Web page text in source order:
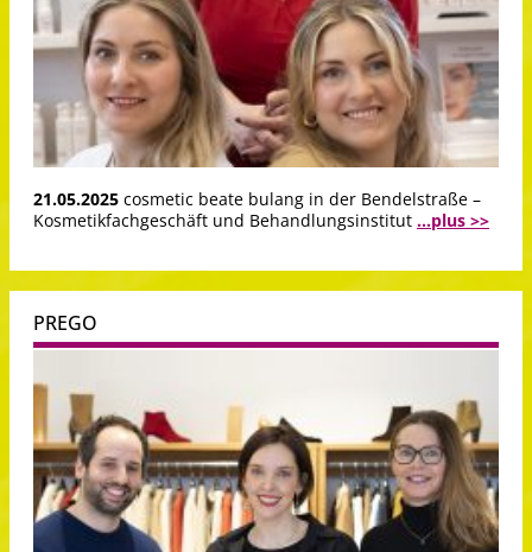
21.05.2025 cosmetic beate bulang in der Bendelstraße –
Kosmetikfachgeschäft und Behandlungsinstitut ...plus >>
PREGO